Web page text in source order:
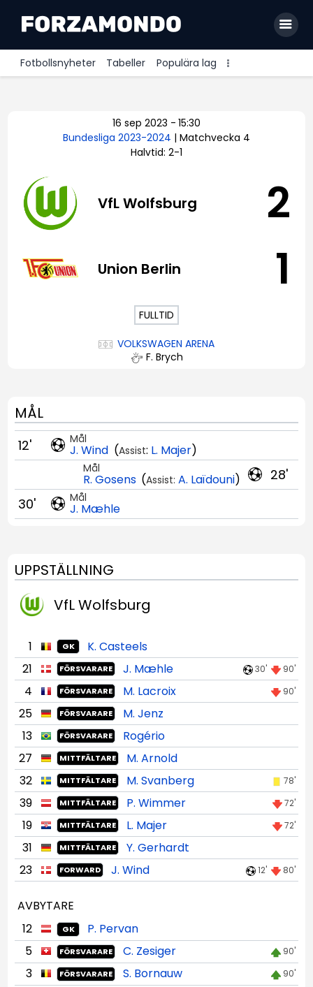
Fotbollsnyheter Tabeller Populära lag
Premier League
Serie A
Ligue 1
16 sep 2023 - 15:30
Bundesliga 2023-2024 | Matchvecka 4
Halvtid: 2-1
VfL Wolfsburg 2
Union Berlin 1
FULLTID
VOLKSWAGEN ARENA
F. Brych
MÅL
Mål
J. Wind (Assist: L. Majer)
12'
28'
Mål
R. Gosens (Assist: A. Laïdouni)
Mål
J. Mæhle
30'
UPPSTÄLLNING
VfL Wolfsburg
1 GK
K. Casteels
21
FÖRSVARARE J. Mæhle 30' 90'
4 FÖRSVARARE M. Lacroix 90'
25 FÖRSVARARE
M. Jenz
13
FÖRSVARARE
Rogério
27
MITTFÄLTARE
M. Arnold
32
MITTFÄLTARE M. Svanberg 78'
39 MITTFÄLTARE P. Wimmer 72'
19 MITTFÄLTARE L. Majer 72'
31 MITTFÄLTARE
Y. Gerhardt
23
FORWARD J. Wind 12' 80'
AVBYTARE
12
GK
P. Pervan
5
FÖRSVARARE C. Zesiger 90'
3 FÖRSVARARE S. Bornauw 90'